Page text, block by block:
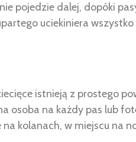
pojedzie dalej, dopóki
uciekiniera
istnieją z prostego
osoba na każdy pas lub
kolanach, w miejscu na